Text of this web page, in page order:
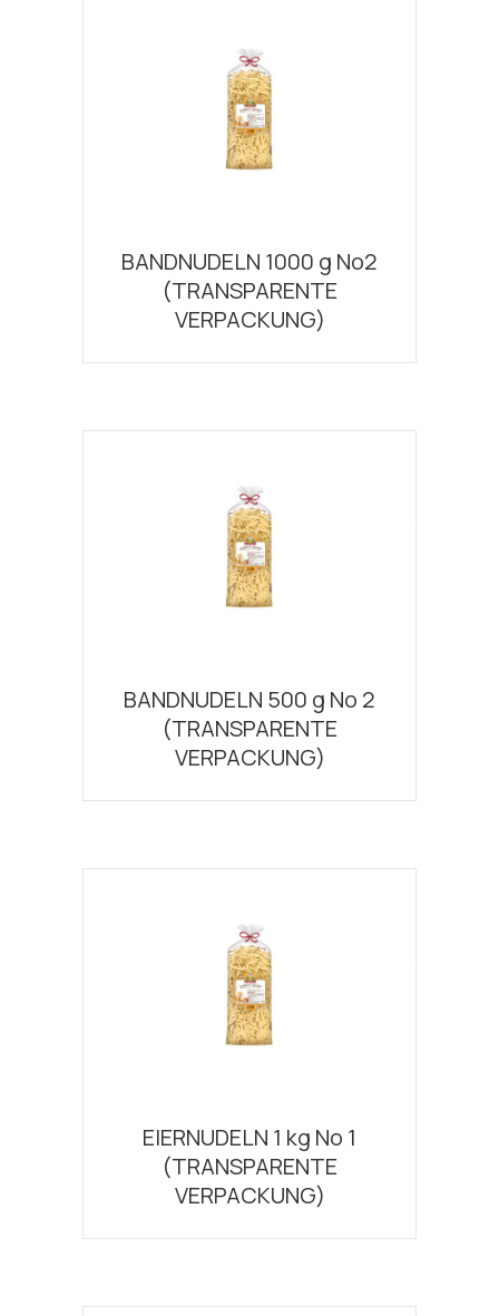
BANDNUDELN 1000 g Νο2
(TRANSPARENTE
VERPACKUNG)
BANDNUDELN 500 g Νο 2
(TRANSPARENTE
VERPACKUNG)
EIERNUDELN 1 kg Νο 1
(TRANSPARENTE
VERPACKUNG)